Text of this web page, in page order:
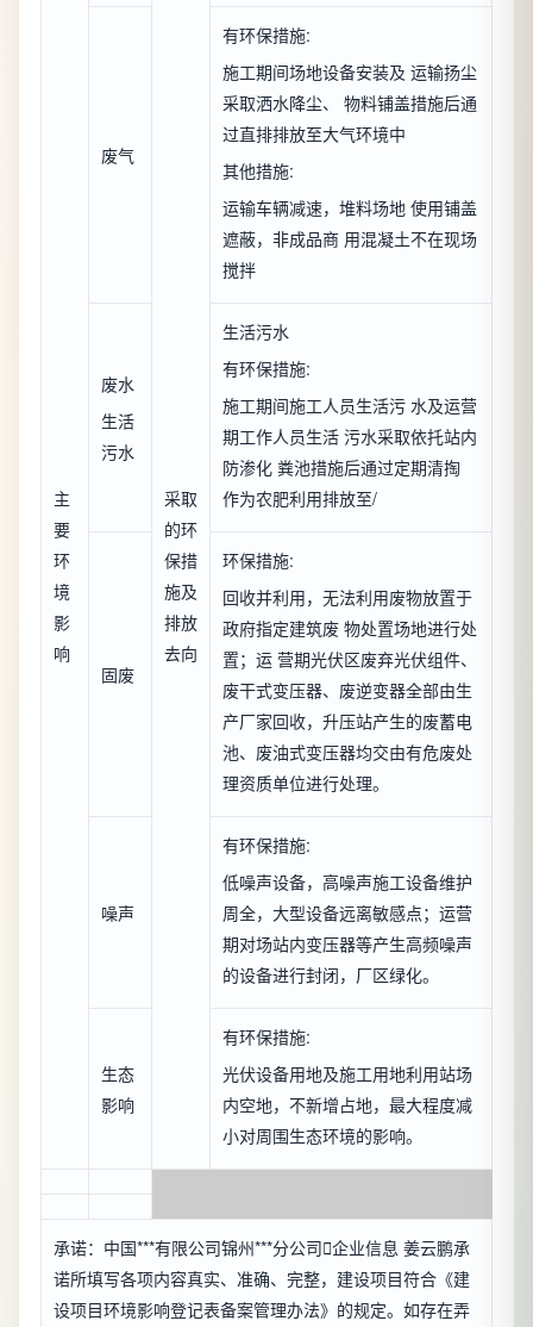
主
要
环
境
影
响
采取
的环
保措
施及
排放
去向
废气
有环保措施:
施工期间场地设备安装及 运输扬尘
采取洒水降尘、 物料铺盖措施后通
过直排排放至大气环境中
其他措施:
运输车辆减速，堆料场地 使用铺盖
遮蔽，非成品商 用混凝土不在现场
搅拌
废水
生活
污水
生活污水
有环保措施:
施工期间施工人员生活污 水及运营
期工作人员生活 污水采取依托站内
防渗化 粪池措施后通过定期清掏
作为农肥利用排放至/
固废
环保措施:
回收并利用，无法利用废物放置于
政府指定建筑废 物处置场地进行处
置；运 营期光伏区废弃光伏组件、
废干式变压器、废逆变器全部由生
产厂家回收，升压站产生的废蓄电
池、废油式变压器均交由有危废处
理资质单位进行处理。
噪声
有环保措施:
低噪声设备，高噪声施工设备维护
周全，大型设备远离敏感点；运营
期对场站内变压器等产生高频噪声
的设备进行封闭，厂区绿化。
生态
影响
有环保措施:
光伏设备用地及施工用地利用站场
内空地，不新增占地，最大程度减
小对周围生态环境的影响。
承诺：中国***有限公司锦州***分公司企业信息 姜云鹏承
诺所填写各项内容真实、准确、完整，建设项目符合《建
设项目环境影响登记表备案管理办法》的规定。如存在弄